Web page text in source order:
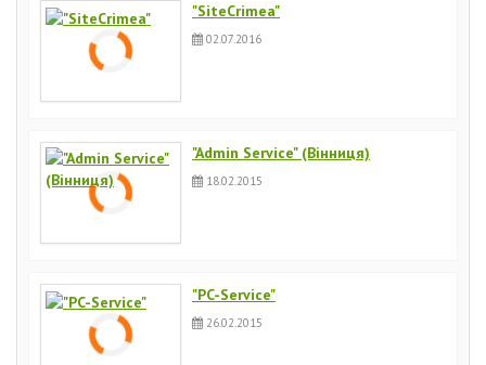
"SiteCrimea"
02.07.2016
"Admin Service" (Вінниця)
18.02.2015
"PC-Service"
26.02.2015